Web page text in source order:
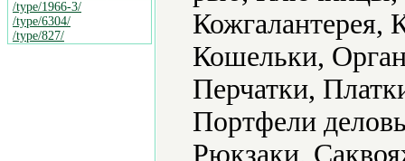
/type/1966-3/
/type/6304/
/type/827/
Кожгалантерея,
Кошельки,
Перчатки,
Портфели
Рюкзаки,